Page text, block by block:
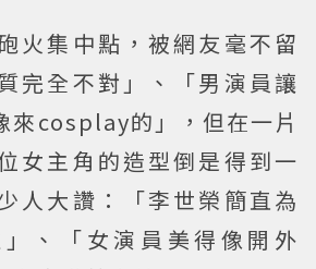
火集中點，被網友毫不留
完全不對」、「男演員讓
來cosplay的」，但在一片
女主角的造型倒是得到一
人大讚：「李世榮簡直為
、「女演員美得像開外